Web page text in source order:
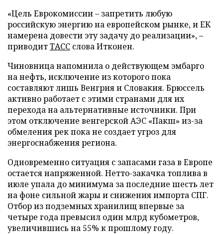
«Цель Еврокомиссии – запретить любую
российскую энергию на европейском рынке, и ЕК
намерена довести эту задачу до реализации», –
приводитТАСС слова Итконен.
Чиновница напомнила о действующем эмбарго
на нефть, исключение из которого пока
составляют лишь Венгрия и Словакия. Брюссель
активно работает с этими странами для их
перехода на альтернативные источники. При
этом отключение венгерской АЭС «Пакш» из-за
обмеления рек пока не создает угроз для
энергоснабжения региона.
Одновременно ситуация с запасами газа в Европе
остается напряженной. Нетто-закачка топлива в
июле упала до минимума за последние шесть лет
на фоне сильной жары и снижения импорта СПГ.
Отбор из подземных хранилищ впервые за
четыре года превысил один млрд кубометров,
увеличившись на 55% к прошлому году.